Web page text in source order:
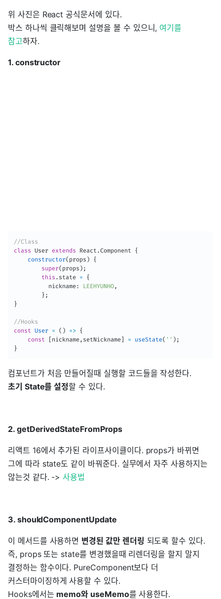
위 사진은 React 공식문서에 있다.
박스 하나씩 클릭해보며 설명을 볼 수 있으니, 여기를
참고하자.
1. constructor
//Class
class User extends React .Component
{
constructor( props )
{
super( props ) ;
this . state =
{
          nickname
: LEEHYUNHO,
} ;
}
//Hooks
const User = ( ) => {
const
[nickname, setNickname] = useState( '' ) ;
}
컴포넌트가 처음 만들어질때 실행할 코드들을 작성한다.
초기 State를 설정할 수 있다.
2. getDerivedStateFromProps
리액트 16에서 추가된 라이프사이클이다. props가 바뀌면
그에 따라 state도 같이 바꿔준다. 실무에서 자주 사용하지는
않는것 같다. ->사용법
3. shouldComponentUpdate
이 메서드를 사용하면 변경된 값만 렌더링 되도록 할수 있다.
즉, props 또는 state를 변경했을때 리렌더링을 할지 말지
결정하는 함수이다. PureComponent보다 더
커스터마이징하게 사용할 수 있다.
Hooks에서는 memo와 useMemo를 사용한다.